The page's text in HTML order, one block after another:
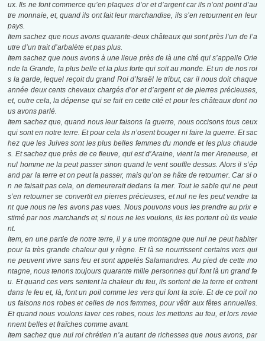
ux. Ils ne font commerce qu’en plaques d’or et d’argent car ils n’ont point d’au
tre monnaie, et, quand ils ont fait leur marchandise, ils s’en retournent en leur
pays.
Item sachez que nous avons quarante-deux châteaux qui sont près l’un de l’a
utre d’un trait d’arbalète et pas plus.
Item sachez que nous avons à une lieue près de là une cité qui s’appelle Orie
nde la Grande, la plus belle et la plus forte qui soit au monde. Et un de nos roi
s la garde, lequel reçoit du grand Roi d’Israël le tribut, car il nous doit chaque
année deux cents chevaux chargés d’or et d’argent et de pierres précieuses,
et, outre cela, la dépense qui se fait en cette cité et pour les châteaux dont no
us avons parlé.
Item sachez que, quand nous leur faisons la guerre, nous occisons tous ceux
qui sont en notre terre. Et pour cela ils n’osent bouger ni faire la guerre. Et sac
hez que les Juives sont les plus belles femmes du monde et les plus chaude
s. Et sachez que près de ce fleuve, qui est d’Araine, vient la mer Areneuse, et
nul homme ne la peut passer sinon quand le vent souffle dessus. Alors il s’ép
and par la terre et on peut la passer, mais qu’on se hâte de retourner. Car si o
n ne faisait pas cela, on demeurerait dedans la mer. Tout le sable qui ne peut
s’en retourner se convertit en pierres précieuses, et nul ne les peut vendre ta
nt que nous ne les avons pas vues. Nous pouvons vous les prendre au prix e
stimé par nos marchands et, si nous ne les voulons, ils les portent où ils veule
nt.
Item, en une partie de notre terre, il y a une montagne que nul ne peut habiter
pour la très grande chaleur qui y règne. Et là se nourrissent certains vers qui
ne peuvent vivre sans feu et sont appelés Salamandres. Au pied de cette mo
ntagne, nous tenons toujours quarante mille personnes qui font là un grand fe
u. Et quand ces vers sentent la chaleur du feu, ils sortent de la terre et entrent
dans le feu et, là, font un poil comme les vers qui font la soie. Et de ce poil no
us faisons nos robes et celles de nos femmes, pour vêtir aux fêtes annuelles.
Et quand nous voulons laver ces robes, nous les mettons au feu, et lors revie
nnent belles et fraîches comme avant.
Item sachez que nul roi chrétien n’a autant de richesses que nous avons, par